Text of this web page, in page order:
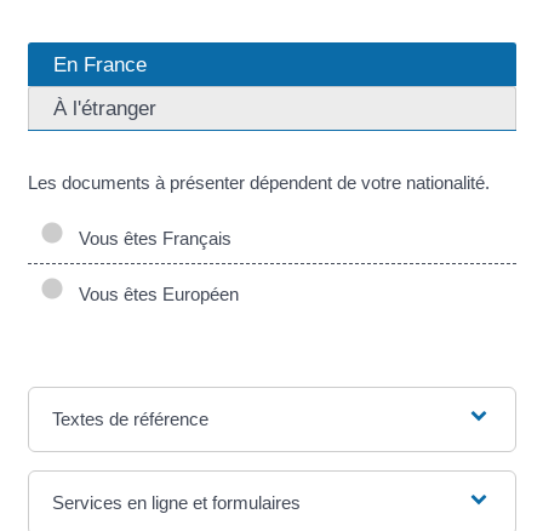
En France
À l'étranger
Les documents à présenter dépendent de votre nationalité.
Vous êtes Français
Vous êtes Européen
Textes de référence
Services en ligne et formulaires